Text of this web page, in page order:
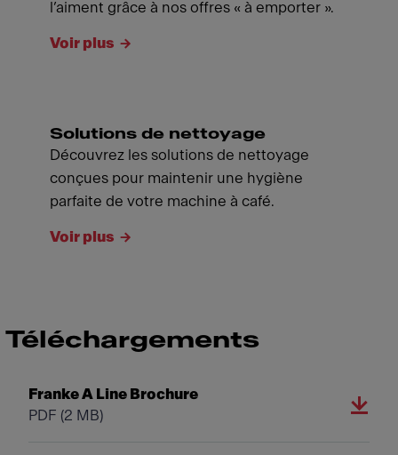
l’aiment grâce à nos offres « à emporter ».
Voir plus
Solutions de nettoyage
Découvrez les solutions de nettoyage
conçues pour maintenir une hygiène
parfaite de votre machine à café.
Voir plus
Téléchargements
Franke A Line Brochure
PDF (2 MB)